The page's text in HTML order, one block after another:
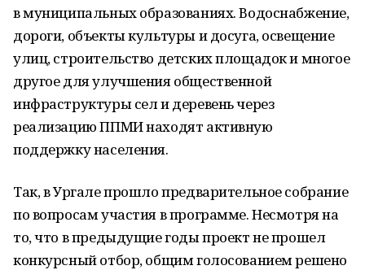
в муниципальных образованиях. Водоснабжение,
дороги, объекты культуры и досуга, освещение
улиц, строительство детских площадок и многое
другое для улучшения общественной
инфраструктуры сел и деревень через
реализацию ППМИ находят активную
поддержку населения.
Так, в Ургале прошло предварительное собрание
по вопросам участия в программе. Несмотря на
то, что в предыдущие годы проект не прошел
конкурсный отбор, общим голосованием решено